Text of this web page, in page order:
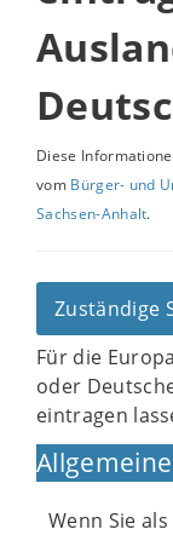
Diese
vom Bürger- und
Sachsen-Anhalt.
Zuständige
Für die
oder
eintragen
Wenn Sie